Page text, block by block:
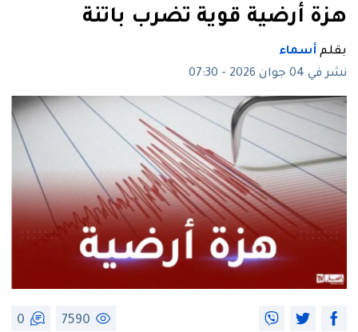
هزة أرضية قوية تضرب باتنة
بقلم أسماء
نشر في 04 جوان 2026 - 07:30
7590
0